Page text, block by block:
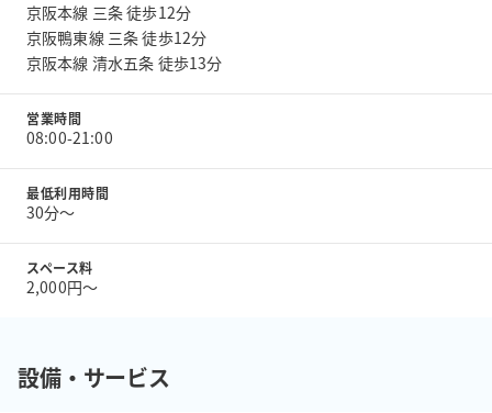
京阪本線 三条 徒歩12分
京阪鴨東線 三条 徒歩12分
京阪本線 清水五条 徒歩13分
営業時間
08:00-21:00
最低利用時間
30分〜
スペース料
2,000円〜
設備・サービス